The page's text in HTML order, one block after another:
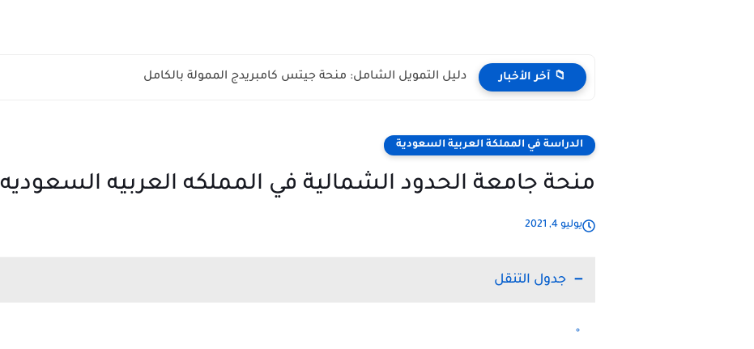
📁 آخر الأخبار دليل التمويل الشامل: منحة جيتس كامبريدج الممولة بالكامل
الدراسة في المملكة العربية السعودية
منحة جامعة الحدود الشمالية في المملكه العربيه السعوديه 2022
يوليو 4, 2021
جدول التنقل